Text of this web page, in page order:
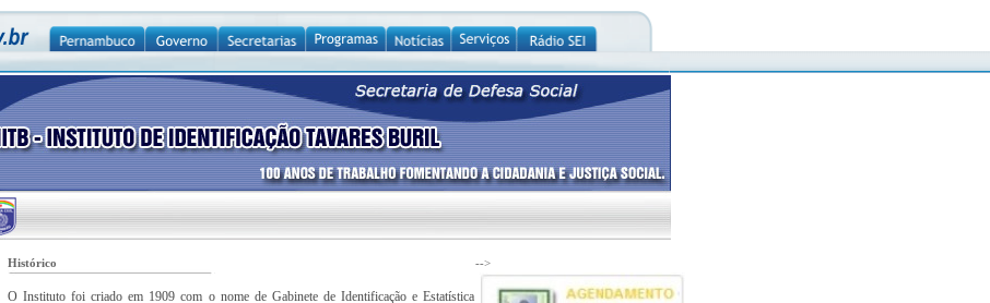
Histórico
O Instituto foi criado em 1909 com o nome de Gabinete de Identificação e Estatística
-->